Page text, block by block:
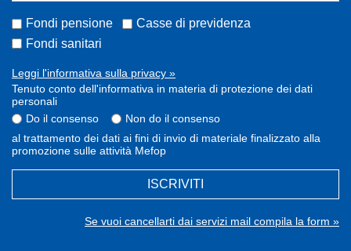
Fondi pensione
Casse di previdenza
Fondi sanitari
Leggi l'informativa sulla privacy »
Tenuto conto dell'informativa in materia di protezione dei dati
personali
Do il consenso
Non do il consenso
al trattamento dei dati ai fini di invio di materiale finalizzato alla
promozione sulle attività Mefop
ISCRIVITI
Se vuoi cancellarti dai servizi mail compila la form »